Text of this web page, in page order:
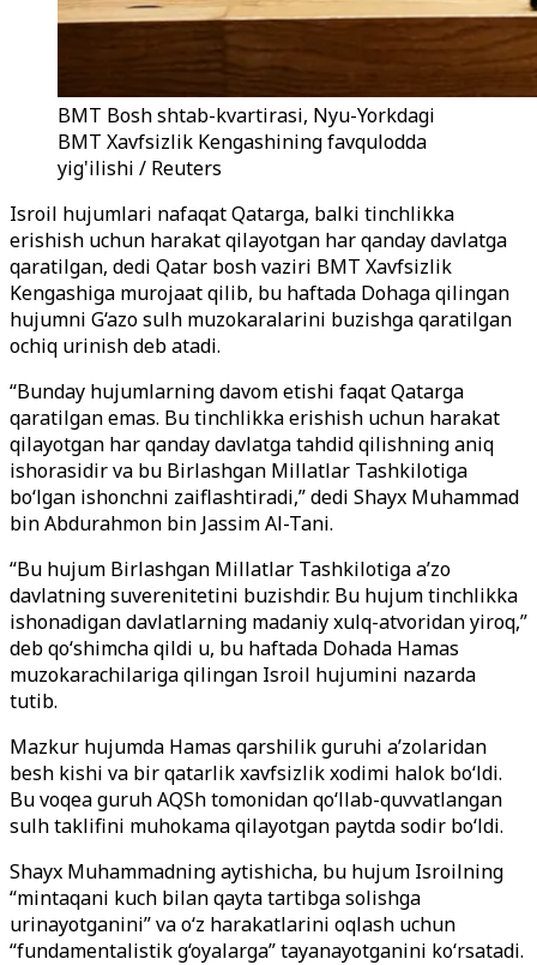
BMT Bosh shtab-kvartirasi, Nyu-Yorkdagi
BMT Xavfsizlik Kengashining favqulodda
yig'ilishi / Reuters
Isroil hujumlari nafaqat Qatarga, balki tinchlikka
erishish uchun harakat qilayotgan har qanday davlatga
qaratilgan, dedi Qatar bosh vaziri BMT Xavfsizlik
Kengashiga murojaat qilib, bu haftada Dohaga qilingan
hujumni G‘azo sulh muzokaralarini buzishga qaratilgan
ochiq urinish deb atadi.
“Bunday hujumlarning davom etishi faqat Qatarga
qaratilgan emas. Bu tinchlikka erishish uchun harakat
qilayotgan har qanday davlatga tahdid qilishning aniq
ishorasidir va bu Birlashgan Millatlar Tashkilotiga
bo‘lgan ishonchni zaiflashtiradi,” dedi Shayx Muhammad
bin Abdurahmon bin Jassim Al-Tani.
“Bu hujum Birlashgan Millatlar Tashkilotiga a’zo
davlatning suverenitetini buzishdir. Bu hujum tinchlikka
ishonadigan davlatlarning madaniy xulq-atvoridan yiroq,”
deb qo‘shimcha qildi u, bu haftada Dohada Hamas
muzokarachilariga qilingan Isroil hujumini nazarda
tutib.
Mazkur hujumda Hamas qarshilik guruhi a’zolaridan
besh kishi va bir qatarlik xavfsizlik xodimi halok bo‘ldi.
Bu voqea guruh AQSh tomonidan qo‘llab-quvvatlangan
sulh taklifini muhokama qilayotgan paytda sodir bo‘ldi.
Shayx Muhammadning aytishicha, bu hujum Isroilning
“mintaqani kuch bilan qayta tartibga solishga
urinayotganini” va o‘z harakatlarini oqlash uchun
“fundamentalistik g‘oyalarga” tayanayotganini ko‘rsatadi.